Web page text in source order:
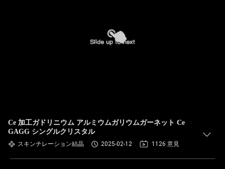
Ce 加工ガドリニウム アルミウムガリウムガーネット Ce
GAGG シングルクリスタル
スキンチレーション結晶 2025-02-12 1126 意見